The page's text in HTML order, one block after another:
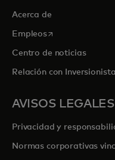
Acerca de
Empleosse abre en una
Centro de noticias
Relación con
AVISOS
Privacidad y
Normas corporativas